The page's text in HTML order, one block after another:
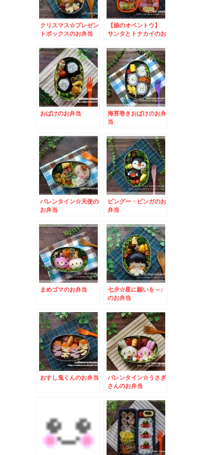
クリスマス☆プレゼン
トボックスのお弁当
【娘のオベントウ】
サンタとトナカイのお
おばけのお弁当
海苔巻きおばけのお弁
当
バレンタイン☆天使の
お弁当
ピングー・ピンガのお
弁当
まめゴマのお弁当
七夕☆星に願いを～♪
のお弁当
おすし鬼くんのお弁当
バレンタイン☆うさぎ
さんのお弁当